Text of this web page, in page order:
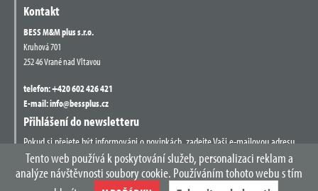
Kontakt
BESS M&M plus s.r.o.
Kruhová 701
252 46 Vrané nad Vltavou
telefon:+420 602 426 421
E-mail:info@bessplus.cz
Přihlášení do newsletteru
Pokud si přejete být informováni o novinkách, zadejte Vaši e-mailovou adresu
do následujícího formuláře.
Zadejte
PŘIHLÁSIT
Tento web používá k poskytování služeb, personalizaci reklam a
analýze návštěvnosti soubory cookie. Používáním tohoto webu s tím